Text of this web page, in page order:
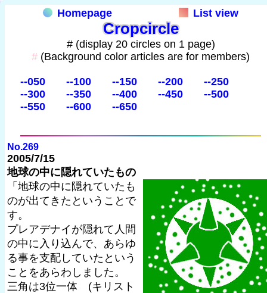
Homepage List view
Cropcircle
# (display 20 circles on 1 page)
# (Background color articles are for members)
--050 --100 --150 --200
--250
--300
--350 --400 --450
--500
--550
--600 --650
No.269
2005/7/15
地球の中に隠れていたもの
「地球の中に隠れていたも
のが出てきたということで
す。
プレアデナイが隠れて人間
の中に入り込んで、あらゆ
る事を支配していたという
ことをあらわしました。
三角は3位一体 (キリスト